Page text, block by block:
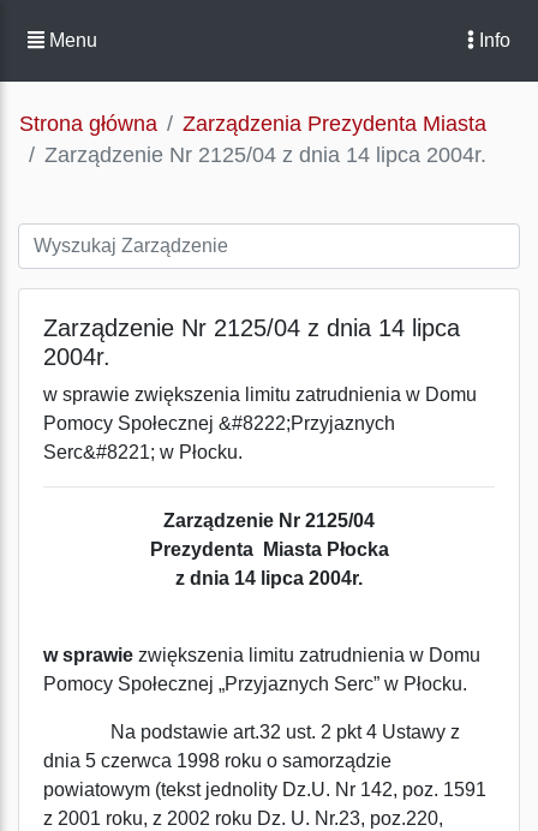
Menu Info
Strona główna
Zarządzenia Prezydenta Miasta
Zarządzenie Nr 2125/04 z dnia 14 lipca 2004r.
Zarządzenie Nr 2125/04 z dnia 14 lipca
2004r.
w sprawie zwiększenia limitu zatrudnienia w Domu
Pomocy Społecznej &#8222;Przyjaznych
Serc&#8221; w Płocku.
Zarządzenie Nr 2125/04
Prezydenta Miasta Płocka
z dnia 14 lipca 2004r.
w sprawie zwiększenia limitu zatrudnienia w Domu
Pomocy Społecznej „Przyjaznych Serc” w Płocku.
Na podstawie art.32 ust. 2 pkt 4 Ustawy z
dnia 5 czerwca 1998 roku o samorządzie
powiatowym (tekst jednolity Dz.U. Nr 142, poz. 1591
z 2001 roku, z 2002 roku Dz. U. Nr.23, poz.220,